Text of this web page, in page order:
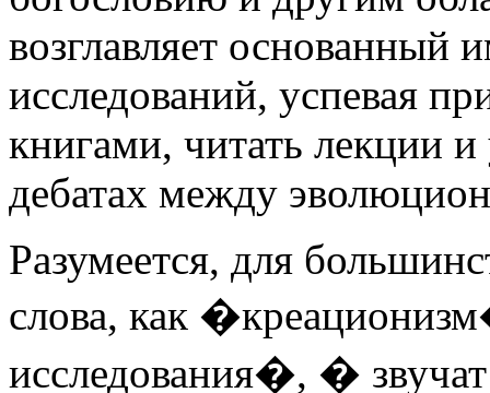
возглавляет основанный
исследований, успевая
книгами, читать лекции
дебатах между
Разумеется, для
слова, как
исследования�, �